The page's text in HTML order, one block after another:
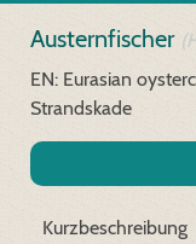
Austernfischer
EN: Eurasian
Strandskade
Kurzbeschreibung